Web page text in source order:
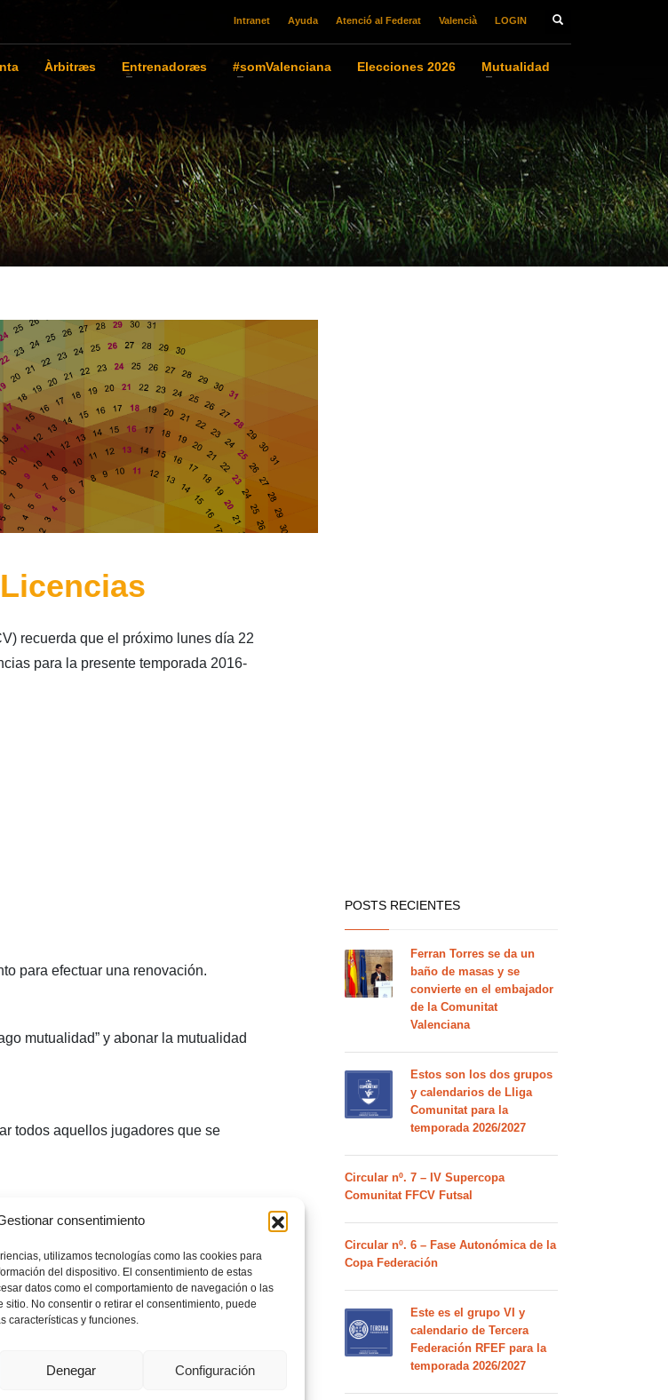
consentimiento
utilizamos tecnologías como las cookies para
del dispositivo. El consentimiento de estas
datos como el comportamiento de navegación o las
sitio. No consentir o retirar el consentimiento, puede
características y funciones.
Denegar Configuración
Intranet Ayuda Atenció al Federat Valencià LOGIN
Àrbitræs Entrenadoræs #somValenciana Elecciones 2026
Mutualidad
recuerda que el próximo lunes día 22
para la presente temporada 2016-
para efectuar una renovación.
mutualidad” y abonar la mutualidad
todos aquellos jugadores que se
ETIQUETADO BAJO:
RENOVACIÓN DE
POSTS RECIENTES
Ferran Torres se da un
baño de masas y se
convierte en el embajador
de la Comunitat
Valenciana
Estos son los dos grupos
y calendarios de Lliga
Comunitat para la
temporada 2026/2027
Circular nº. 7 – IV Supercopa
Comunitat FFCV Futsal
Circular nº. 6 – Fase Autonómica de la
Copa Federación
Este es el grupo VI y
calendario de Tercera
Federación RFEF para la
temporada 2026/2027